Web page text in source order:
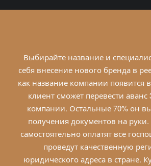
Выбирайте название и
себя внесение нового бренда в
как название компании появится
клиент сможет перевести аванс
компании. Остальные 70% он
получения документов на
самостоятельно оплатят все
проведут качественную
юридического адреса в стране.